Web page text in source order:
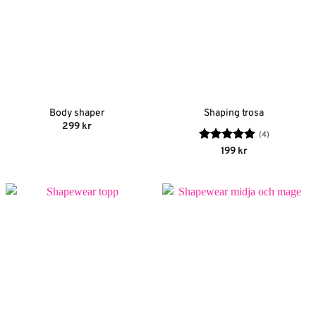
Body shaper
299 kr
Shaping trosa
Betygsatt5
(4)
199 kr